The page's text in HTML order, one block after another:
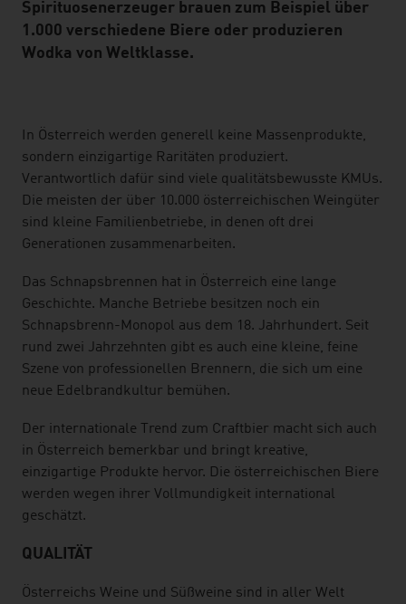
Spirituosenerzeuger brauen zum Beispiel über
1.000 verschiedene Biere oder produzieren
Wodka von Weltklasse.
listen
In Österreich werden generell keine Massenprodukte,
sondern einzigartige Raritäten produziert.
Verantwortlich dafür sind viele qualitätsbewusste KMUs.
Die meisten der über 10.000 österreichischen Weingüter
sind kleine Familienbetriebe, in denen oft drei
Generationen zusammenarbeiten.
Das Schnapsbrennen hat in Österreich eine lange
Geschichte. Manche Betriebe besitzen noch ein
Schnapsbrenn-Monopol aus dem 18. Jahrhundert. Seit
rund zwei Jahrzehnten gibt es auch eine kleine, feine
Szene von professionellen Brennern, die sich um eine
neue Edelbrandkultur bemühen.
Der internationale Trend zum Craftbier macht sich auch
in Österreich bemerkbar und bringt kreative,
einzigartige Produkte hervor. Die österreichischen Biere
werden wegen ihrer Vollmundigkeit international
geschätzt.
QUALITÄT
Österreichs Weine und Süßweine sind in aller Welt